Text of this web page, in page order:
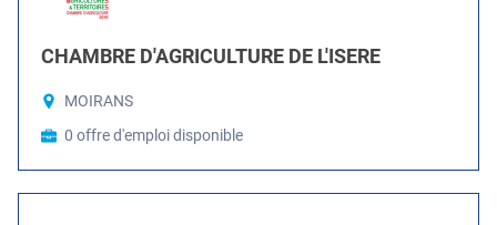
CHAMBRE D'AGRICULTURE DE L'ISERE
MOIRANS
0 offre d'emploi disponible